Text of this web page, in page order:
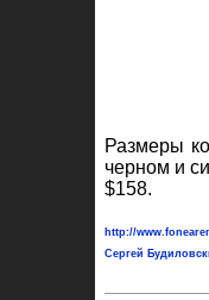
Размеры
черном и
$158.
http://
Сергей